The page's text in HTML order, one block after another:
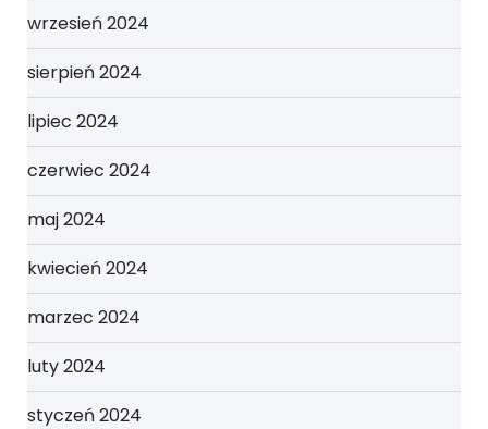
wrzesień 2024
sierpień 2024
lipiec 2024
czerwiec 2024
maj 2024
kwiecień 2024
marzec 2024
luty 2024
styczeń 2024